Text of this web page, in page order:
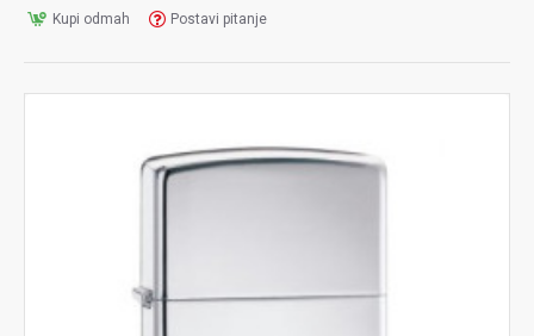
Kupi odmah Postavi pitanje